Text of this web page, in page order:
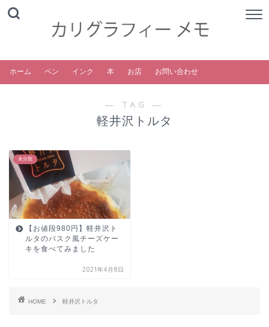
ホーム ペン インク 本 お店 お問い合わせ
― TAG ―
軽井沢トルタ
未分類
【お値段980円】軽井沢ト
ルタのバスク風チーズケー
キを食べてみました
2021年4月8日
HOME 軽井沢トルタ